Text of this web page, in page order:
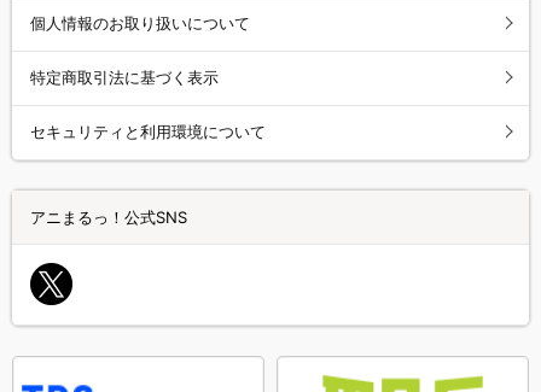
個人情報のお取り扱いについて
特定商取引法に基づく表示
セキュリティと利用環境について
アニまるっ！公式SNS